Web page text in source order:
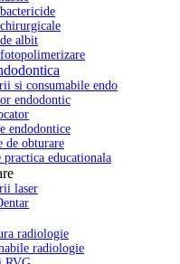
albit
si consumabile endo
endodontic
endodontice
de obturare
practica educationala
laser
radiologie
radiologie